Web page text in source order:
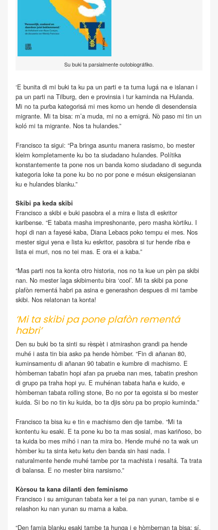
Su buki ta parsialmente outobiográfiko.
‘E bunita di mi buki ta ku pa un parti e ta tuma lugá na e islanan i
pa un parti na Tilburg, den e provinsia i tur kaminda na Hulanda.
Mi no ta purba kategorisá mi mes komo un hende di desendensia
migrante. Mi ta bisa: m’a muda, mi no a emigrá. Nò paso mi tin un
koló mi ta migrante. Nos ta hulandes.”
Francisco ta sigui: “Pa bringa asuntu manera rasismo, bo mester
kleim kompletamente ku bo ta siudadano hulandes. Polítika
konstantemente ta pone nos un banda komo siudadano di segunda
kategoria loke ta pone ku bo no por pone e mésun eksigensianan
ku e hulandes blanku.”
Skibi pa keda skibi
Francisco a skibi e buki pasobra el a mira e lista di eskritor
karibense. “E tabata masha impreshonante, pero masha kòrtiku. I
hopi di nan a fayesé kaba, Diana Lebacs poko tempu ei mes. Nos
mester sigui yena e lista ku eskritor, pasobra si tur hende riba e
lista ei muri, nos no tei mas. E ora ei a kaba.”
“Mas parti nos ta konta otro historia, nos no ta kue un pèn pa skibi
nan. No mester laga skibimentu bira ‘cool’. Mi ta skibi pa pone
plafòn rementá habri pa asina e generashon despues di mi tambe
skibi. Nos relatonan ta konta!
‘Mi ta skibi pa pone plafòn rementá
habri’
Den su buki bo ta sinti su rèspèt i atmirashon grandi pa hende
muhé i asta tin bia asko pa hende hòmber. “Fin di añanan 80,
kuminsamentu di añanan 90 tabatin e kumbre di machismo. E
hòmbernan tabatin hopi afan pa prueba nan mes, tabatin preshon
di grupo pa traha hopi yu. E muhénan tabata haña e kuido, e
hòmbernan tabata rolling stone, Bo no por ta egoista si bo mester
kuida. Si bo no tin ku kuida, bo ta djis sòru pa bo propio kuminda.”
Francisco ta bisa ku e tin e machismo den dje tambe. “Mi ta
kontentu ku esaki. E ta pone ku bo ta mas sosial, mas kariñoso, bo
ta kuida bo mes mihó i nan ta mira bo. Hende muhé no ta wak un
hòmber ku ta sinta ketu ketu den banda sin hasi nada. I
naturalmente hende muhé tambe por ta machista i resaltá. Ta trata
di balansa. E no mester bira narsismo.”
Kòrsou ta kana dilanti den feminismo
Francisco i su amigunan tabata ker a tei pa nan yunan, tambe si e
relashon ku nan yunan su mama a kaba.
“Den famia blanku esaki tambe ta hunga i e hòmbernan ta bisa: sí,